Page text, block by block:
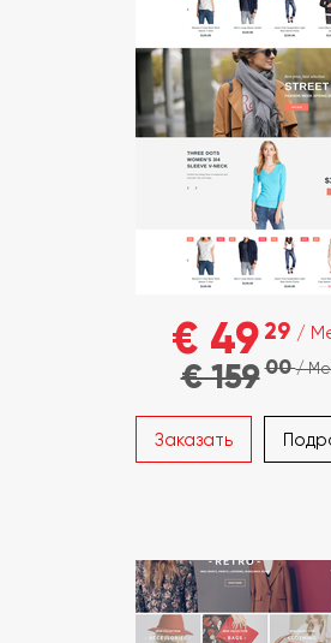
€ 49 29 /
€ 15900/
Заказать